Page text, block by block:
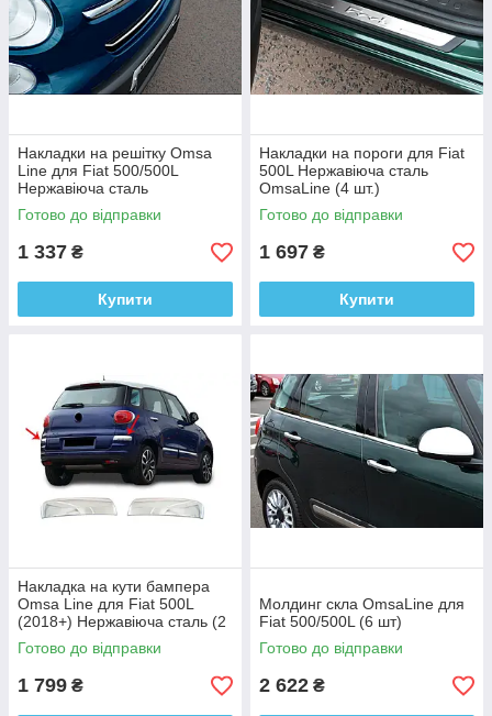
Накладки на решітку Omsa
Line для Fiat 500/500L
Нержавіюча сталь
Готово до відправки
1 337 ₴
Купити
Накладки на пороги для Fiat
500L Нержавіюча сталь
OmsaLine (4 шт.)
Готово до відправки
1 697 ₴
Купити
Накладка на кути бампера
Omsa Line для Fiat 500L
(2018+) Нержавіюча сталь (2
шт)
Готово до відправки
1 799 ₴
Молдинг скла OmsaLine для
Fiat 500/500L (6 шт)
Готово до відправки
2 622 ₴